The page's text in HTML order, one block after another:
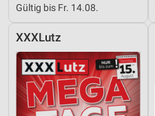
Gültig bis Fr. 14.08.
XXXLutz